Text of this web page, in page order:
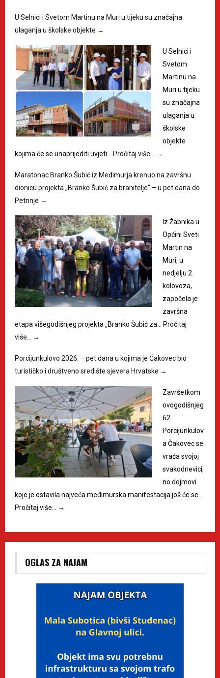
U Selnici i Svetom Martinu na Muri u tijeku su značajna
ulaganja u školske objekte →
U Selnici i
Svetom
Martinu na
Muri u tijeku
su značajna
ulaganja u
školske
objekte
kojima će se unaprijediti uvjeti… Pročitaj više… →
Maratonac Branko Šubić iz Međimurja krenuo na završnu
dionicu projekta „Branko Šubić za branitelje“ – u pet dana do
Petrinje →
Iz Žabnika u
Općini Sveti
Martin na
Muri, u
nedjelju 2.
kolovoza,
započela je
završna
etapa višegodišnjeg projekta „Branko Šubić za… Pročitaj
više…
→
Porcijunkulovo 2026. – pet dana u kojima je Čakovec bio
turističko i društveno središte sjevera Hrvatske →
Završetkom
ovogodišnjeg
62.
Porcijunkulov
a Čakovec se
vraća svojoj
svakodnevici,
no dojmovi
koje je ostavila najveća međimurska manifestacija još će se…
Pročitaj više…
→
OGLAS ZA NAJAM